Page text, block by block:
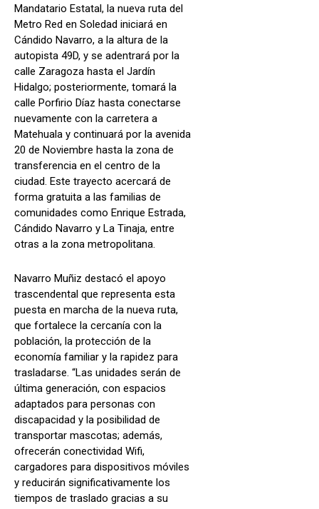
Mandatario Estatal, la nueva ruta del
Metro Red en Soledad iniciará en
Cándido Navarro, a la altura de la
autopista 49D, y se adentrará por la
calle Zaragoza hasta el Jardín
Hidalgo; posteriormente, tomará la
calle Porfirio Díaz hasta conectarse
nuevamente con la carretera a
Matehuala y continuará por la avenida
20 de Noviembre hasta la zona de
transferencia en el centro de la
ciudad. Este trayecto acercará de
forma gratuita a las familias de
comunidades como Enrique Estrada,
Cándido Navarro y La Tinaja, entre
otras a la zona metropolitana.
Navarro Muñiz destacó el apoyo
trascendental que representa esta
puesta en marcha de la nueva ruta,
que fortalece la cercanía con la
población, la protección de la
economía familiar y la rapidez para
trasladarse. “Las unidades serán de
última generación, con espacios
adaptados para personas con
discapacidad y la posibilidad de
transportar mascotas; además,
ofrecerán conectividad Wifi,
cargadores para dispositivos móviles
y reducirán significativamente los
tiempos de traslado gracias a su